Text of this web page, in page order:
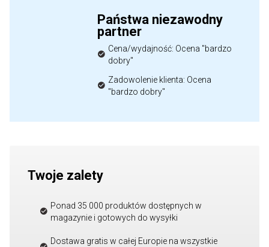
Państwa niezawodny
partner
Cena/wydajność: Ocena "bardzo
dobry"
Zadowolenie klienta: Ocena
"bardzo dobry"
Twoje zalety
Ponad 35 000 produktów dostępnych w
magazynie i gotowych do wysyłki
Dostawa gratis w całej Europie na wszystkie